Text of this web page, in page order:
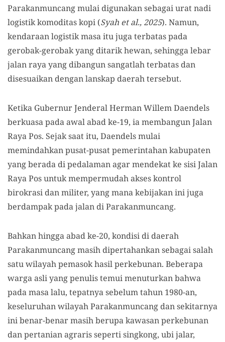
Parakanmuncang mulai digunakan sebagai urat nadi
logistik komoditas kopi (Syah et al., 2025). Namun,
kendaraan logistik masa itu juga terbatas pada
gerobak-gerobak yang ditarik hewan, sehingga lebar
jalan raya yang dibangun sangatlah terbatas dan
disesuaikan dengan lanskap daerah tersebut.
Ketika Gubernur Jenderal Herman Willem Daendels
berkuasa pada awal abad ke-19, ia membangun Jalan
Raya Pos. Sejak saat itu, Daendels mulai
memindahkan pusat-pusat pemerintahan kabupaten
yang berada di pedalaman agar mendekat ke sisi Jalan
Raya Pos untuk mempermudah akses kontrol
birokrasi dan militer, yang mana kebijakan ini juga
berdampak pada jalan di Parakanmuncang.
Bahkan hingga abad ke-20, kondisi di daerah
Parakanmuncang masih dipertahankan sebagai salah
satu wilayah pemasok hasil perkebunan. Beberapa
warga asli yang penulis temui menuturkan bahwa
pada masa lalu, tepatnya sebelum tahun 1980-an,
keseluruhan wilayah Parakanmuncang dan sekitarnya
ini benar-benar masih berupa kawasan perkebunan
dan pertanian agraris seperti singkong, ubi jalar,